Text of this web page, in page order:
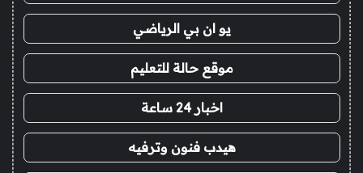
يو ان بي الرياضي
موقع حالة للتعليم
اخبار 24 ساعة
هيدب فنون وترفيه